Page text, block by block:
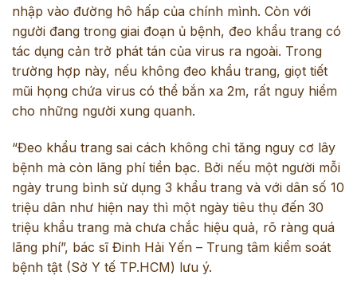
nhập vào đường hô hấp của chính mình. Còn với
người đang trong giai đoạn ủ bệnh, đeo khẩu trang có
tác dụng cản trở phát tán của virus ra ngoài. Trong
trường hợp này, nếu không đeo khẩu trang, giọt tiết
mũi họng chứa virus có thể bắn xa 2m, rất nguy hiểm
cho những người xung quanh.
“Đeo khẩu trang sai cách không chỉ tăng nguy cơ lây
bệnh mà còn lãng phí tiền bạc. Bởi nếu một người mỗi
ngày trung bình sử dụng 3 khẩu trang và với dân số 10
triệu dân như hiện nay thì một ngày tiêu thụ đến 30
triệu khẩu trang mà chưa chắc hiệu quả, rõ ràng quá
lãng phí”, bác sĩ Đinh Hải Yến – Trung tâm kiểm soát
bệnh tật (Sở Y tế TP.HCM) lưu ý.